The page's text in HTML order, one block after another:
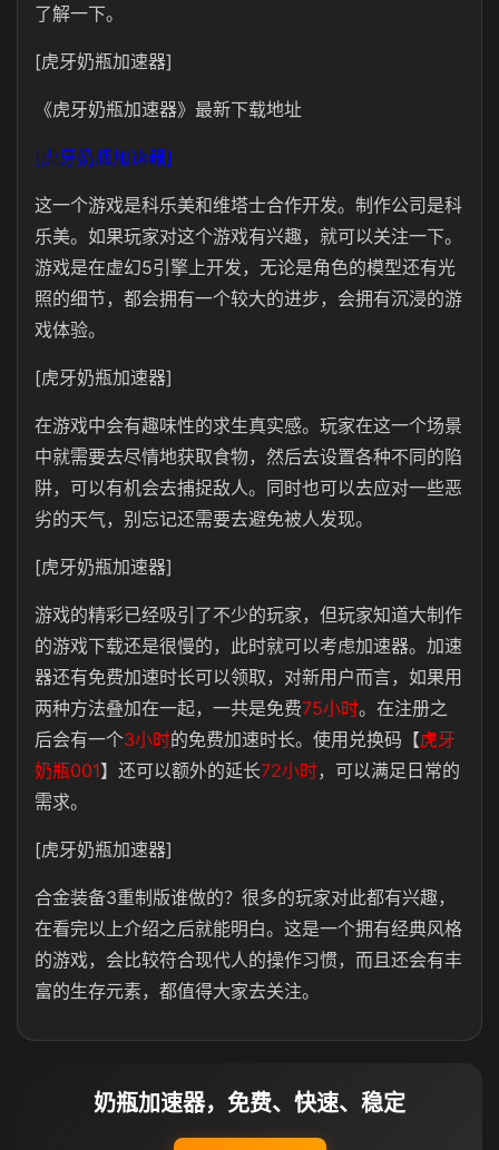
了解一下。
[虎牙奶瓶加速器]
《虎牙奶瓶加速器》最新下载地址
[虎牙奶瓶加速器]
这一个游戏是科乐美和维塔士合作开发。制作公司是科
乐美。如果玩家对这个游戏有兴趣，就可以关注一下。
游戏是在虚幻5引擎上开发，无论是角色的模型还有光
照的细节，都会拥有一个较大的进步，会拥有沉浸的游
戏体验。
[虎牙奶瓶加速器]
在游戏中会有趣味性的求生真实感。玩家在这一个场景
中就需要去尽情地获取食物，然后去设置各种不同的陷
阱，可以有机会去捕捉敌人。同时也可以去应对一些恶
劣的天气，别忘记还需要去避免被人发现。
[虎牙奶瓶加速器]
游戏的精彩已经吸引了不少的玩家，但玩家知道大制作
的游戏下载还是很慢的，此时就可以考虑加速器。加速
器还有免费加速时长可以领取，对新用户而言，如果用
两种方法叠加在一起，一共是免费75小时。在注册之
后会有一个3小时的免费加速时长。使用兑换码【虎牙
奶瓶001】还可以额外的延长72小时，可以满足日常的
需求。
[虎牙奶瓶加速器]
合金装备3重制版谁做的？很多的玩家对此都有兴趣，
在看完以上介绍之后就能明白。这是一个拥有经典风格
的游戏，会比较符合现代人的操作习惯，而且还会有丰
富的生存元素，都值得大家去关注。
奶瓶加速器，免费、快速、稳定